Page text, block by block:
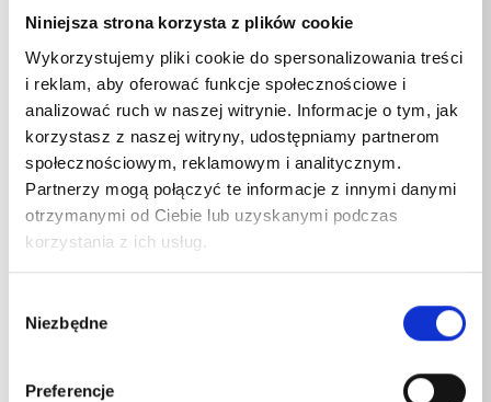
Niniejsza strona korzysta z plików cookie
Wykorzystujemy pliki cookie do spersonalizowania treści
i reklam, aby oferować funkcje społecznościowe i
analizować ruch w naszej witrynie. Informacje o tym, jak
korzystasz z naszej witryny, udostępniamy partnerom
społecznościowym, reklamowym i analitycznym.
Partnerzy mogą połączyć te informacje z innymi danymi
otrzymanymi od Ciebie lub uzyskanymi podczas
korzystania z ich usług.
zgody
Niezbędne
Preferencje
jest zwiększenie promienia działania i poprawienie
bezpieczeństwa pracy, ponieważ użytkownik może
pozostać na ziemi. Modułowa konstrukcja pozwala na
łączenie kilku przedłużeń w celu indywidualnego
dostosowania długości, a wysokiej jakości materiały
zapewniają stabilne i niezawodne.